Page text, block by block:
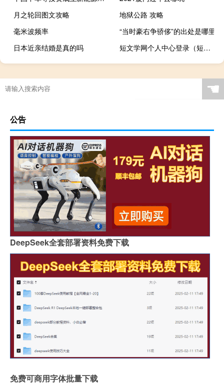
月之轮回图文攻略
地狱公路 攻略
毫米波频率
“当时豪右争骄侈”的出处是哪里
日本近亲结婚是真的吗
短文学网个人中心登录（短文学网登录）
☚
公告
DeepSeek全套部署资料免费下载
免费可商用字体批量下载